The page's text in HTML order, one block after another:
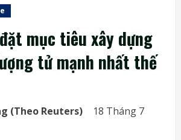
mục tiêu xây dựng
tử mạnh nhất thế
(Theo Reuters)
18 Tháng 7